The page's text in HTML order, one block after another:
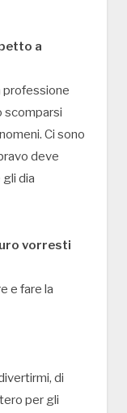
a
professione
scomparsi
Ci sono
deve
dia
vorresti
e fare la
di
per gli